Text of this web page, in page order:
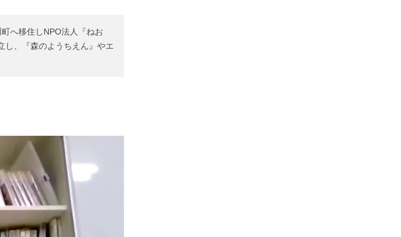
へ移住しNPO法人『ねお
し、『森のようちえん』やエ